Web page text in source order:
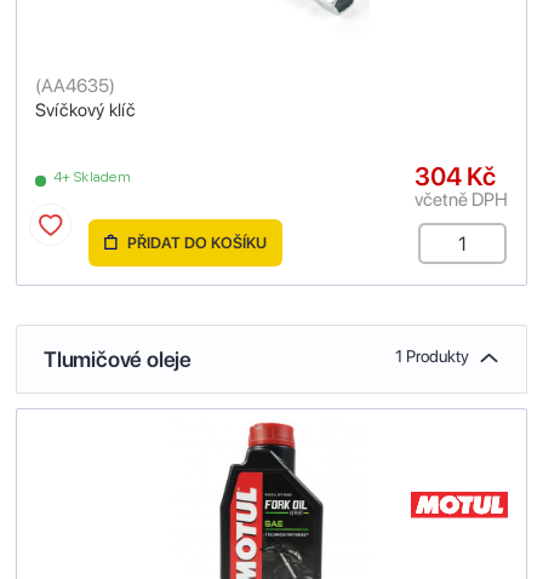
Svíčkový klíč
(AA4635)
4+ Skladem 304 Kč
včetně DPH
PŘIDAT DO KOŠÍKU
Tlumičové oleje 1 Produkty